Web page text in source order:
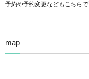
予約や予約変更などもこちらで
map